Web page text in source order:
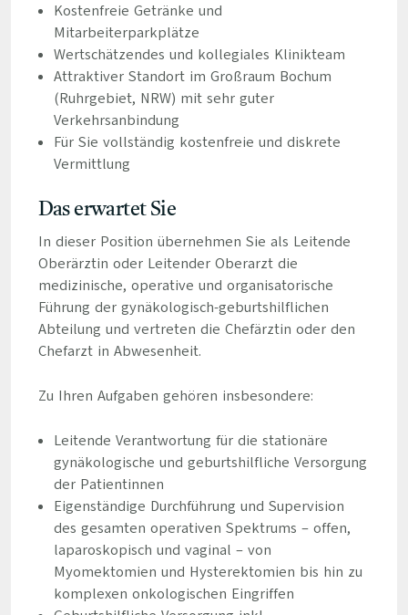
Kostenfreie Getränke und
Mitarbeiterparkplätze
Wertschätzendes und kollegiales Klinikteam
Attraktiver Standort im Großraum Bochum
(Ruhrgebiet, NRW) mit sehr guter
Verkehrsanbindung
Für Sie vollständig kostenfreie und diskrete
Vermittlung
Das erwartet Sie
In dieser Position übernehmen Sie als Leitende
Oberärztin oder Leitender Oberarzt die
medizinische, operative und organisatorische
Führung der gynäkologisch-geburtshilflichen
Abteilung und vertreten die Chefärztin oder den
Chefarzt in Abwesenheit.
Zu Ihren Aufgaben gehören insbesondere:
Leitende Verantwortung für die stationäre
gynäkologische und geburtshilfliche Versorgung
der Patientinnen
Eigenständige Durchführung und Supervision
des gesamten operativen Spektrums – offen,
laparoskopisch und vaginal – von
Myomektomien und Hysterektomien bis hin zu
komplexen onkologischen Eingriffen